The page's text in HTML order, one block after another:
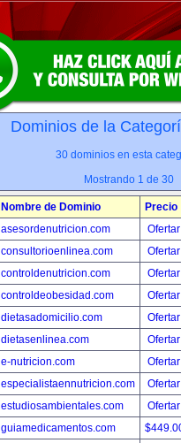
Dominios de la
30 dominios en esta
Mostrando 1 de 30
Nombre de Dominio
Precio
asesordenutricion.com
consultorioenlinea.com
controldenutricion.com
controldeobesidad.com
dietasadomicilio.com
dietasenlinea.com
e-nutricion.com
especialistaennutricion.com
estudiosambientales.com
guiamedicamentos.com